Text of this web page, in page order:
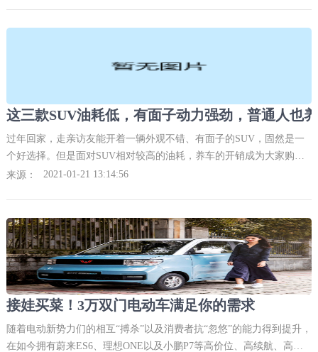
这三款SUV油耗低，有面子动力强劲，普通人也
过年回家，走亲访友能开着一辆外观不错、有面子的SUV，固然是一
个好选择。但是面对SUV相对较高的油耗，养车的开销成为大家购买
SUV的阻碍之一，精灵带大家看看三款油耗低、经济实惠的SUV车
来源： 2021-01-21 13:14:56
接娃买菜！3万双门电动车满足你的需求
随着电动新势力们的相互“搏杀”以及消费者抗“忽悠”的能力得到提升，
在如今拥有蔚来ES6、理想ONE以及小鹏P7等高价位、高续航、高颜